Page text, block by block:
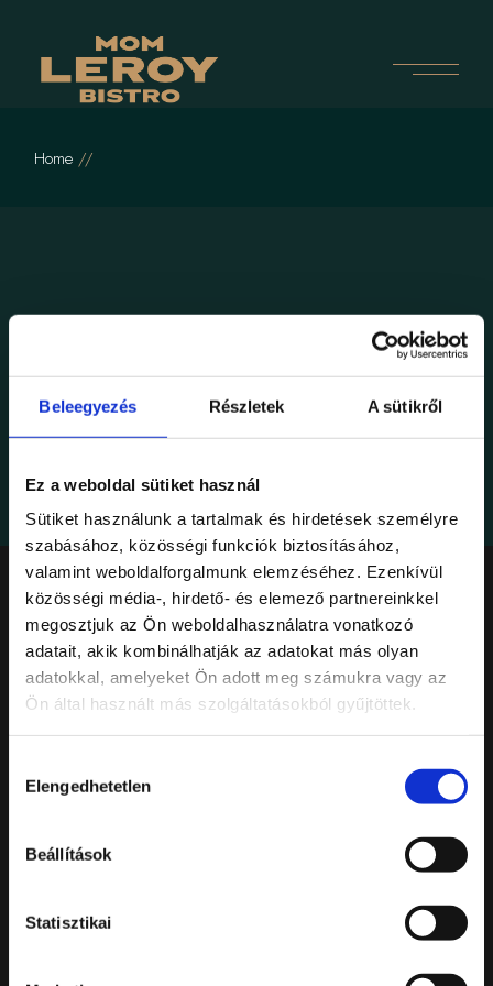
Beleegyezés Részletek A sütikről
Ez a weboldal sütiket használ
Sütiket használunk a tartalmak és hirdetések személyre
szabásához, közösségi funkciók biztosításához,
valamint weboldalforgalmunk elemzéséhez. Ezenkívül
közösségi média-, hirdető- és elemező partnereinkkel
megosztjuk az Ön weboldalhasználatra vonatkozó
adatait, akik kombinálhatják az adatokat más olyan
adatokkal, amelyeket Ön adott meg számukra vagy az
Ön által használt más szolgáltatásokból gyűjtöttek.
kiválasztása
Elengedhetetlen
Beállítások
Statisztikai
content
Home
No posts were found for provided query parameters.
KAPCSOLAT